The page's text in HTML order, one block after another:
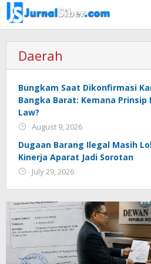
Skip
to
content
Daerah
Bungkam Saat Dikonfirmasi
Bangka Barat: Kemana
Law?
August 9, 2026
Dugaan Barang Ilegal Masih
Kinerja Aparat Jadi Sorotan
July 29, 2026